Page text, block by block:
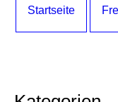
Startseite